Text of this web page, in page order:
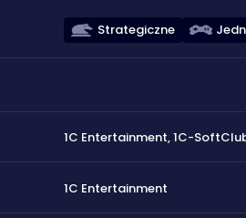
Strategiczne
1C Entertainment, 1C-
1C Entertainment